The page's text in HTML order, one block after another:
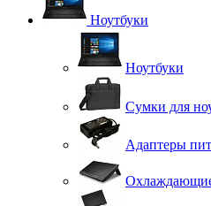
Ноутбуки
Ноутбуки
Сумки для
Адаптеры